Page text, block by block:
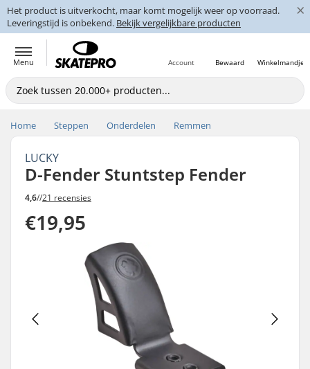
Het product is uitverkocht, maar komt mogelijk weer op voorraad.
Leveringstijd is onbekend. Bekijk vergelijkbare producten
×
Menu Winkelmandje
Bewaard
Account
Home Steppen Onderdelen Remmen
LUCKY
D-Fender Stuntstep Fender
4,6//21 recensies
€19,95